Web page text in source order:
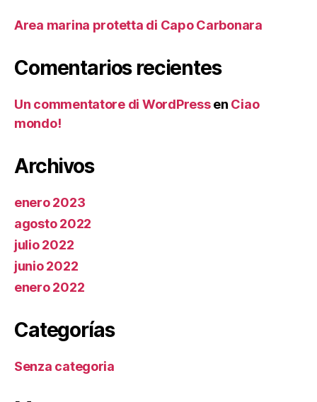
Area marina protetta di Capo Carbonara
Comentarios recientes
Un commentatore di WordPressen Ciao
mondo!
Archivos
enero 2023
agosto 2022
julio 2022
junio 2022
enero 2022
Categorías
Senza categoria